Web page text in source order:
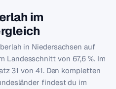
im
in Niedersachsen auf
Landesschnitt von 67,6 %. Im
31 von 41. Den kompletten
findest du im